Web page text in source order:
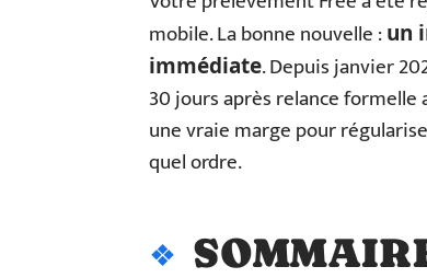
mobile. La bonne nouvelle :un
immédiate. Depuis janvier
30 jours après relance formelle
une vraie marge pour
quel ordre.